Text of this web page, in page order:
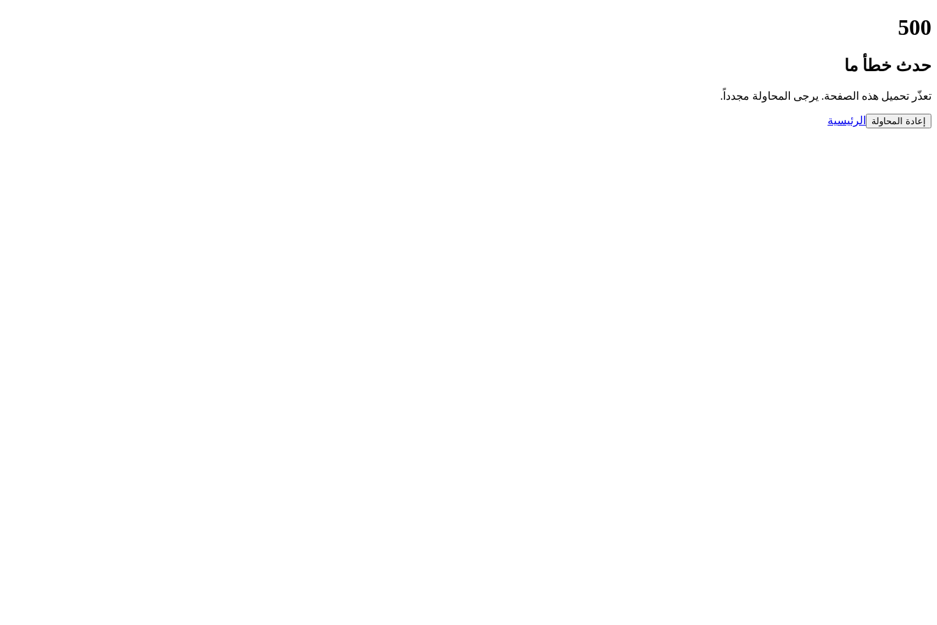
500
حدث خطأ ما
تعذّر تحميل هذه الصفحة. يرجى المحاولة مجدداً.
إعادة المحاولة الرئيسية